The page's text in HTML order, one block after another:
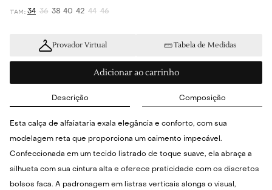
34 36 38 40 42 44 46
Provador Virtual Tabela de Medidas
Adicionar ao carrinho
Descrição Composição
Esta calça de alfaiataria exala elegância e conforto, com sua
modelagem reta que proporciona um caimento impecável.
Confeccionada em um tecido listrado de toque suave, ela abraça a
silhueta com sua cintura alta e oferece praticidade com os discretos
bolsos faca. A padronagem em listras verticais alonga o visual,